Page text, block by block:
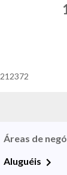
212372
Áreas de
Aluguéis